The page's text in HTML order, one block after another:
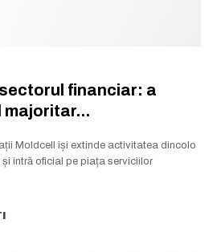
confidențialitate.
financiar: a
majoritar...
Moldcell își extinde activitatea dincolo
intră oficial pe piața serviciilor